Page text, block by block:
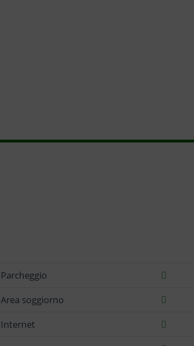
Parcheggio
Area soggiorno
Internet